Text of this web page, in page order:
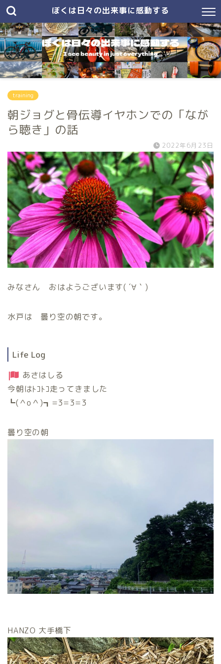
ぼくは日々の出来事に感動する
training
朝ジョグと骨伝導イヤホンでの「なが
ら聴き」の話
2022年6月23日
みなさん おはようございます( ´∀｀)
水戸は 曇り空の朝です。
Life Log
あさはしる
今朝はﾄｺﾄｺ走ってきました
┗(＾o＾)┓=3=3=3
曇り空の朝
HANZO 大手橋下